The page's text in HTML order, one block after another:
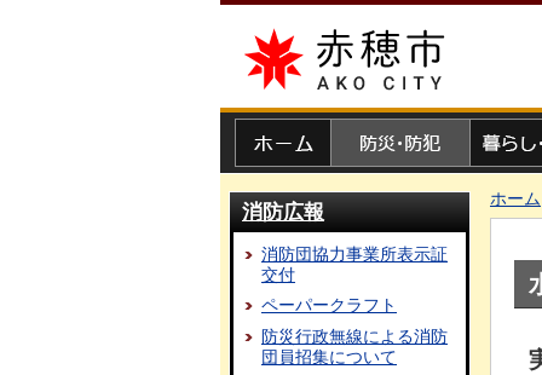
赤穂市
消防広報
消防団協力事業所表示証
交付
ペーパークラフト
防災行政無線による消防
団員招集について
ホーム